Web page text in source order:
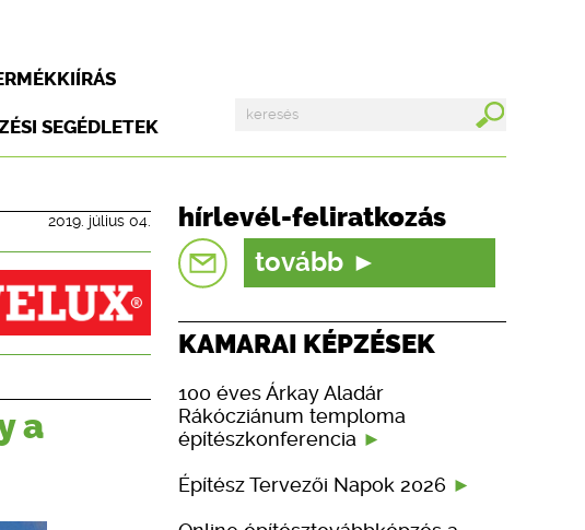
SEGÉDLETEK
2019. július 04.
a
hírlevél-feliratkozás
tovább
KAMARAI KÉPZÉSEK
100 éves Árkay Aladár
Rákócziánum temploma
építészkonferencia
Építész Tervezői Napok 2026